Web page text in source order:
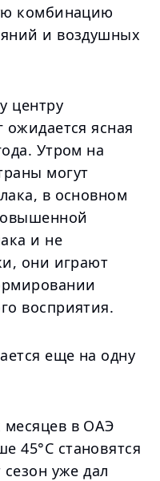
комбинацию
и воздушных
центру
ожидается ясная
Утром на
могут
в основном
и не
они играют
восприятия.
еще на одну
в ОАЭ
45°C становятся
уже дал